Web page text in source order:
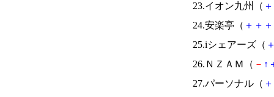
23.イオン九州（ ＋
24.安楽亭（ ＋ ＋ ＋
25.iシェアーズ（
26.ＮＺＡＭ（ － ↑
27.パーソナル（ ＋